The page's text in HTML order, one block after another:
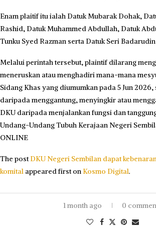
Enam plaitif itu ialah Datuk Mubarak Dohak,
Rashid, Datuk Muhammed Abdullah, Datuk
Tunku Syed Razman serta Datuk Seri
Melalui perintah tersebut, plaintif dilarang
meneruskan atau menghadiri mana-mana
Sidang Khas yang diumumkan pada 5 Jun
daripada menggantung, menyingkir atau
DKU daripada menjalankan fungsi dan
Undang-Undang Tubuh Kerajaan Negeri
ONLINE
The post DKU Negeri Sembilan dapat
komital appeared first on Kosmo Digital.
1 month ago 0